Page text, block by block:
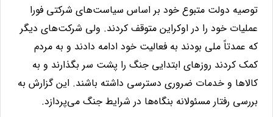
توصیه دولت متبوع خود بر اساس سیاست‌های شرکتی فورا
عملیات خود را در اوکراین متوقف کردند. ولی شرکت‌های دیگر
که عمدتاً ملی بودند به فعالیت خود ادامه دادند و به مردم
کمک کردند روزهای ابتدایی جنگ را پشت سر بگذارند و به
کالاها و خدمات ضروری دسترسی داشته باشند. این گزارش به
بررسی رفتار مسئولانه بنگاه‌ها در شرایط جنگ می‌پردازد.